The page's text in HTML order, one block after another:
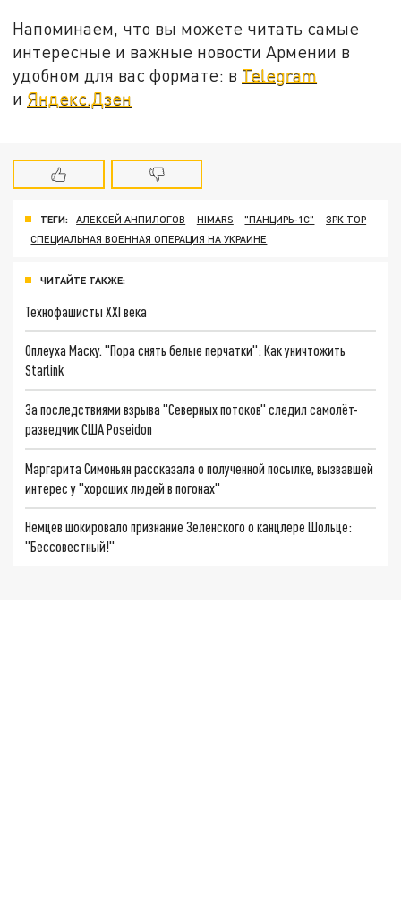
Напоминаем, что вы можете читать самые
интересные и важные новости Армении в
удобном для вас формате: в Telegram
и Яндекс.Дзен
ТЕГИ: АЛЕКСЕЙ АНПИЛОГОВ HIMARS "ПАНЦИРЬ-1С"
ЗРК ТОР
СПЕЦИАЛЬНАЯ ВОЕННАЯ ОПЕРАЦИЯ НА УКРАИНЕ
ЧИТАЙТЕ ТАКЖЕ:
Технофашисты XXI века
Оплеуха Маску. "Пора снять белые перчатки": Как уничтожить
Starlink
За последствиями взрыва "Северных потоков" следил самолёт-
разведчик США Poseidon
Маргарита Симоньян рассказала о полученной посылке, вызвавшей
интерес у "хороших людей в погонах"
Немцев шокировало признание Зеленского о канцлере Шольце:
"Бессовестный!"